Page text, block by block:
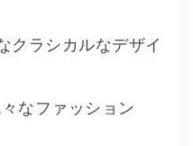
クラシカルなデザイ
なファッション